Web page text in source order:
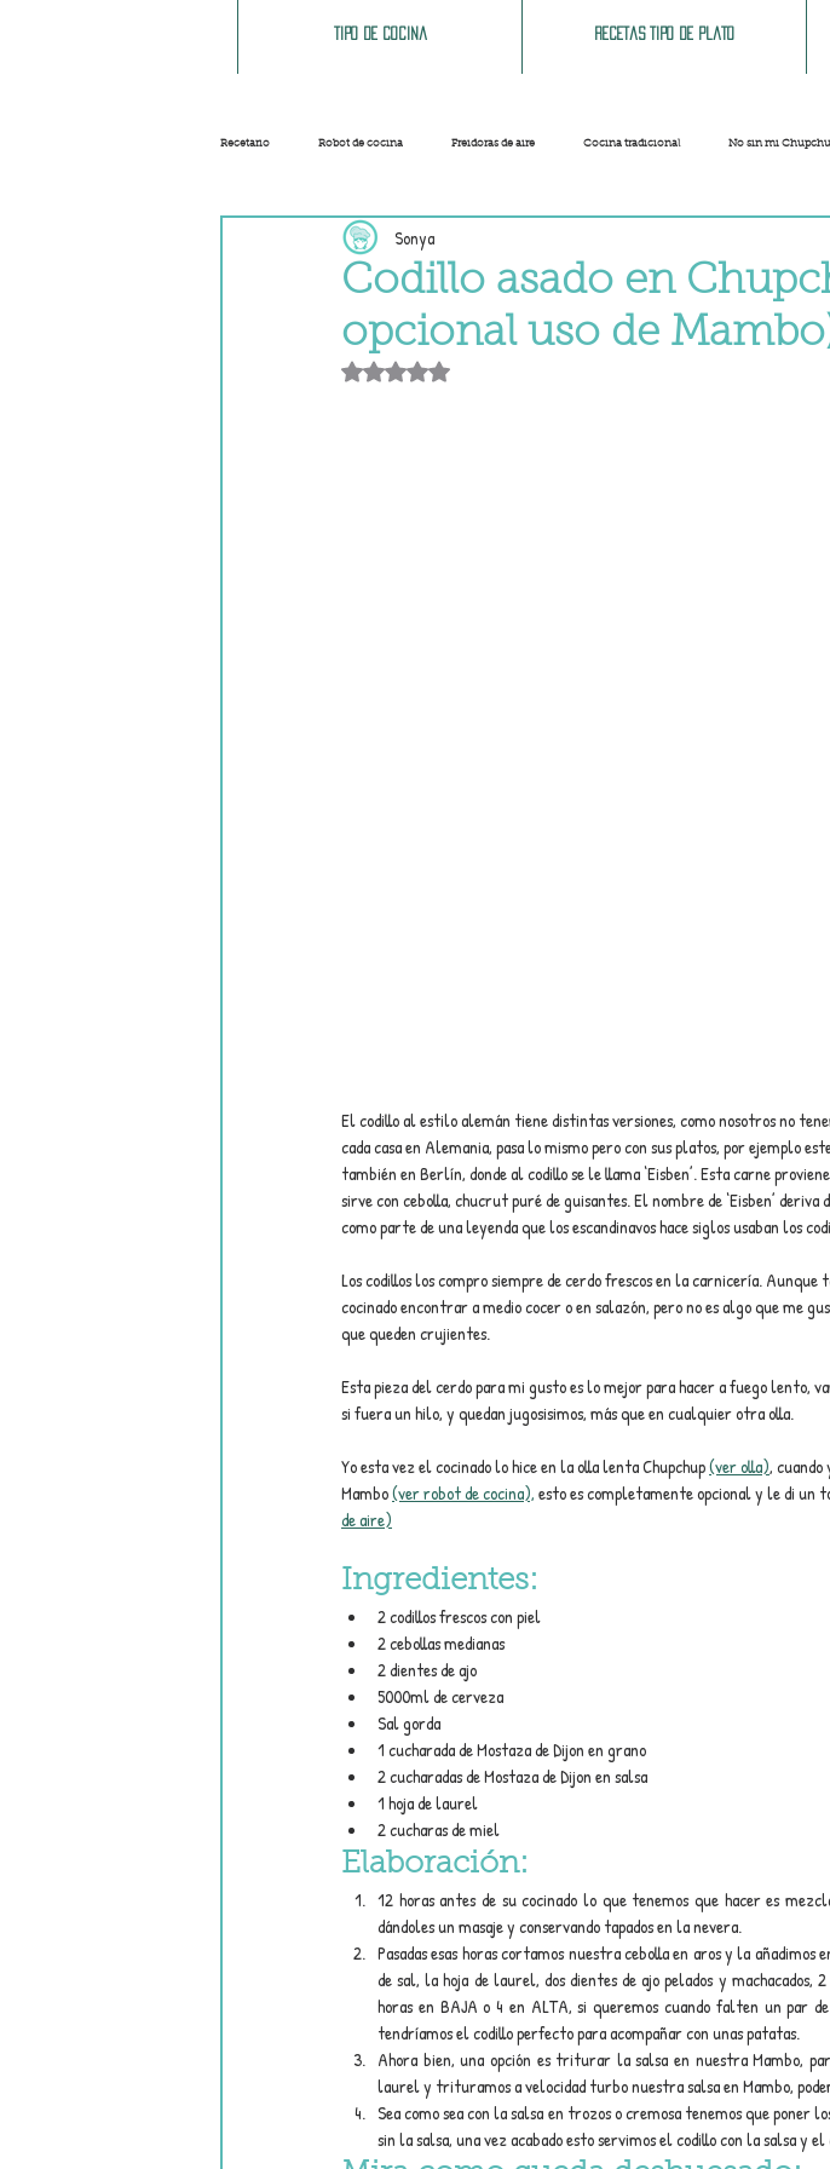
Recetas tipo de plato
Tipo de cocina
Recetario Robot de cocina Freidoras de aire Cocina tradicional No sin mi
Sopas y cremas
Masas Recetas base Limpieza del hogar Comida cochina
Codillo asado en
opcional uso de
Sonya
Obtuvo NaN de 5 estrellas.
El codillo al estilo alemán tiene distintas versiones, como nosotros no
cada casa en Alemania, pasa lo mismo pero con sus platos, por ejemplo
también en Berlín, donde al codillo se le llama ‘Eisben’. Esta carne
sirve con cebolla, chucrut puré de guisantes. El nombre de ‘Eisben’
como parte de una leyenda que los escandinavos hace siglos usaban los
Los codillos los compro siempre de cerdo frescos en la carnicería.
cocinado encontrar a medio cocer o en salazón, pero no es algo que me
que queden crujientes.
Esta pieza del cerdo para mi gusto es lo mejor para hacer a fuego lento,
si fuera un hilo, y quedan jugosisimos, más que en cualquier otra olla.
Yo esta vez el cocinado lo hice en la olla lenta Chupchup (ver olla), cuando
Mambo (ver robot de cocina), esto es completamente opcional y le di un
de aire)
Ingredientes:
2 codillos frescos con piel
2 cebollas medianas
2 dientes de ajo
5000ml de cerveza
Sal gorda
1 cucharada de Mostaza de Dijon en grano
2 cucharadas de Mostaza de Dijon en salsa
1 hoja de laurel
2 cucharas de miel
Elaboración:
12 horas antes de su cocinado lo que tenemos que hacer es
dándoles un masaje y conservando tapados en la nevera.
Pasadas esas horas cortamos nuestra cebolla en aros y la
de sal, la hoja de laurel, dos dientes de ajo pelados y
horas en BAJA o 4 en ALTA, si queremos cuando falten un par
tendríamos el codillo perfecto para acompañar con unas patatas.
Ahora bien, una opción es triturar la salsa en nuestra Mambo,
laurel y trituramos a velocidad turbo nuestra salsa en Mambo,
Sea como sea con la salsa en trozos o cremosa tenemos que
sin la salsa, una vez acabado esto servimos el codillo con la salsa y